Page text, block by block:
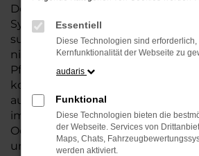
Der Škoda Octavia ist die perfekte
Syke, die ein zuverlässiges und
suchen. Mit seiner erstklassigen
niedrigen Laufleistung und der
Pflege ist dieser Gebrauchtwagen
kostengünstige Alternative zum
auf Komfort und Qualität
im Stadtverkehr oder für längere
Octavia überzeugt durch
und Wirtschaftlichkeit.
Essentiell
Diese Technologien sind erforderlich,
Kernfunktionalität der Webseite zu
audaris
Funktional
Diese Technologien bieten die
der Webseite. Services von
Maps, Chats,
werden aktiviert.